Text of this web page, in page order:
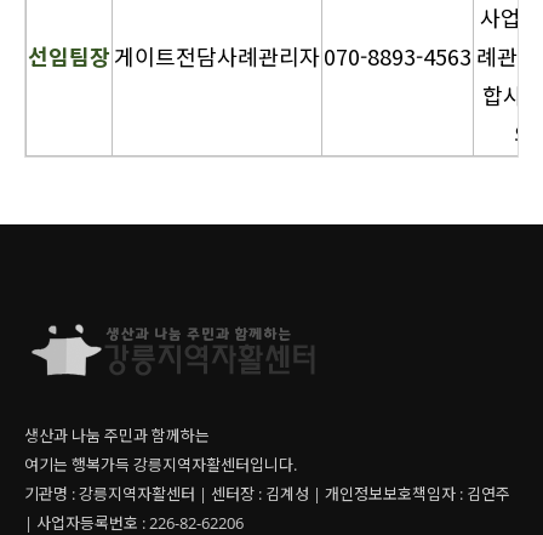
선임팀장게이트전담사례관리자070-8893-4563
사업
례관
합사
의
생산과 나눔 주민과 함께하는
여기는 행복가득 강릉지역자활센터입니다.
기관명 : 강릉지역자활센터 | 센터장 : 김계성 | 개인정보보호책임자 : 김연주
| 사업자등록번호 : 226-82-62206